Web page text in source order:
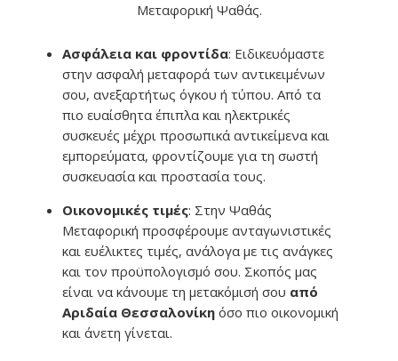
Μεταφορική Ψαθάς.
Ασφάλεια και φροντίδα: Ειδικευόμαστε
στην ασφαλή μεταφορά των αντικειμένων
σου, ανεξαρτήτως όγκου ή τύπου. Από τα
πιο ευαίσθητα έπιπλα και ηλεκτρικές
συσκευές μέχρι προσωπικά αντικείμενα και
εμπορεύματα, φροντίζουμε για τη σωστή
συσκευασία και προστασία τους.
Οικονομικές τιμές: Στην Ψαθάς
Μεταφορική προσφέρουμε ανταγωνιστικές
και ευέλικτες τιμές, ανάλογα με τις ανάγκες
και τον προϋπολογισμό σου. Σκοπός μας
είναι να κάνουμε τη μετακόμισή σου από
Αριδαία Θεσσαλονίκη όσο πιο οικονομική
και άνετη γίνεται.